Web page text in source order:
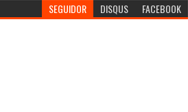
SEGUIDOR DISQUS FACEBOOK